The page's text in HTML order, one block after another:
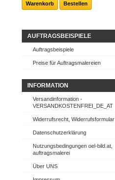
Warenkorb Bestellen
AUFTRAGSBEISPIELE
Auftragsbeispiele
Preise für Auftragsmalereien
INFORMATION
Versandinformation -
VERSANDKOSTENFREI_DE_AT
Widerrufsrecht, Widerrufsformular
Datenschutzerklärung
Nutzungsbedingungen oel-bild.at,
auftragsmalerei
Über UNS